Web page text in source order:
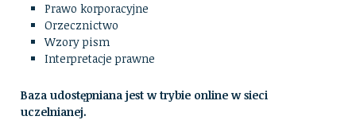
Prawo korporacyjne
Orzecznictwo
Wzory pism
Interpretacje prawne
Baza udostępniana jest w trybie online w sieci
uczelnianej.